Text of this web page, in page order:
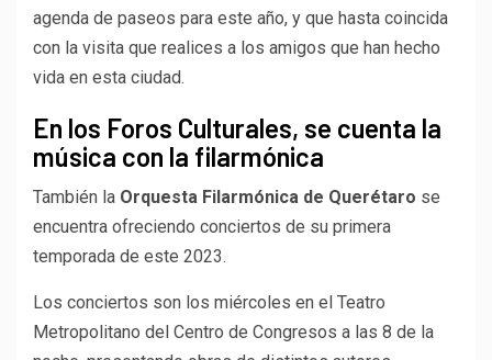
agenda de paseos para este año, y que hasta coincida
con la visita que realices a los amigos que han hecho
vida en esta ciudad.
En los Foros Culturales, se cuenta la
música con la filarmónica
También la Orquesta Filarmónica de Querétaro se
encuentra ofreciendo conciertos de su primera
temporada de este 2023.
Los conciertos son los miércoles en el Teatro
Metropolitano del Centro de Congresos a las 8 de la